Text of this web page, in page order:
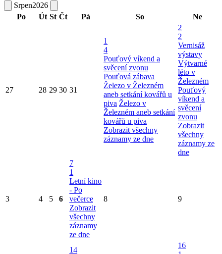
Srpen2026
Po
Út St Čt Pá So Ne
27 28 29 30 31
1
4
Pouťový víkend a
svěcení zvonu
Pouťová zábava
Železo v Železném
aneb setkání kovářů u
piva Železo v
Železném aneb setkání
kovářů u piva
Zobrazit všechny
záznamy ze dne
2
2
Vernisáž
výstavy
Výtvarné
léto v
Železném
Pouťový
víkend a
svěcení
zvonu
Zobrazit
všechny
záznamy ze
dne
3 4 5 6
7
1
Letní kino
- Po
večerce
Zobrazit
všechny
záznamy
ze dne
8 9
14
16